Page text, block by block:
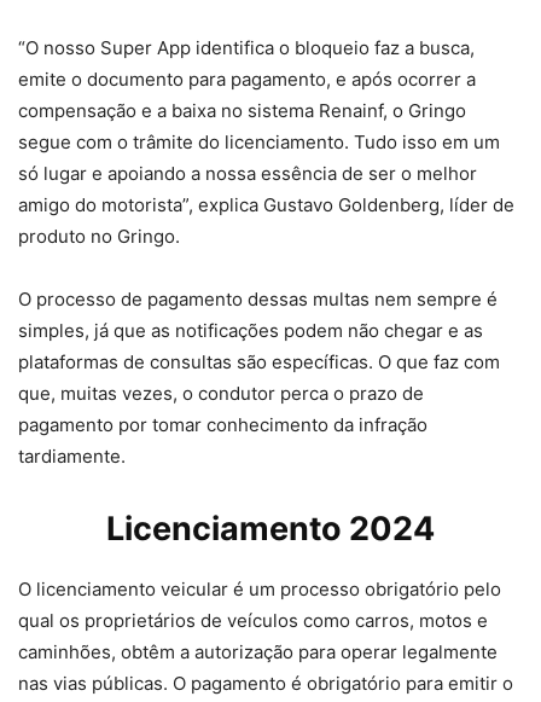
“O nosso Super App identifica o bloqueio faz a busca,
emite o documento para pagamento, e após ocorrer a
compensação e a baixa no sistema Renainf, o Gringo
segue com o trâmite do licenciamento. Tudo isso em um
só lugar e apoiando a nossa essência de ser o melhor
amigo do motorista”, explica Gustavo Goldenberg, líder de
produto no Gringo.
O processo de pagamento dessas multas nem sempre é
simples, já que as notificações podem não chegar e as
plataformas de consultas são específicas. O que faz com
que, muitas vezes, o condutor perca o prazo de
pagamento por tomar conhecimento da infração
tardiamente.
Licenciamento 2024
O licenciamento veicular é um processo obrigatório pelo
qual os proprietários de veículos como carros, motos e
caminhões, obtêm a autorização para operar legalmente
nas vias públicas. O pagamento é obrigatório para emitir o